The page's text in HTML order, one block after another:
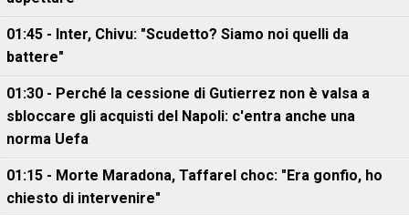
01:45 - Inter, Chivu: "Scudetto? Siamo noi quelli da
battere"
01:30 - Perché la cessione di Gutierrez non è valsa a
sbloccare gli acquisti del Napoli: c'entra anche una
norma Uefa
01:15 - Morte Maradona, Taffarel choc: "Era gonfio, ho
chiesto di intervenire"